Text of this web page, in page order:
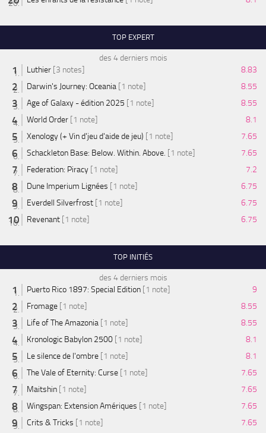
TOP EXPERT
des 4 derniers mois
Luthier [3 notes]
8.83
Darwin's Journey: Oceania [1 note]
8.55
Age of Galaxy - édition 2025 [1 note]
8.55
World Order [1 note]
8.1
Xenology (+ Vin d'jeu d'aide de jeu) [1 note]
7.65
Schackleton Base: Below. Within. Above. [1 note]
7.65
Federation: Piracy [1 note]
7.2
Dune Imperium Lignées [1 note]
6.75
Everdell Silverfrost [1 note]
6.75
Revenant [1 note] 6.75
TOP INITIÉS
des 4 derniers mois
Puerto Rico 1897: Special Edition [1 note]
9
Fromage [1 note]
8.55
Life of The Amazonia [1 note]
8.55
Kronologic Babylon 2500 [1 note]
8.1
Le silence de l'ombre [1 note]
8.1
The Vale of Eternity: Curse [1 note]
7.65
Maitshin [1 note]
7.65
Wingspan: Extension Amériques [1 note]
7.65
Crits & Tricks [1 note]
7.65